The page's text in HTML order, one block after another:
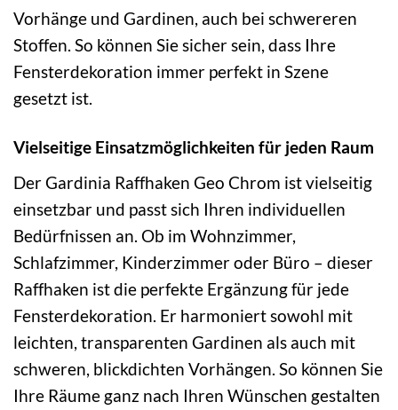
Vorhänge und Gardinen, auch bei schwereren
Stoffen. So können Sie sicher sein, dass Ihre
Fensterdekoration immer perfekt in Szene
gesetzt ist.
Vielseitige Einsatzmöglichkeiten für jeden Raum
Der Gardinia Raffhaken Geo Chrom ist vielseitig
einsetzbar und passt sich Ihren individuellen
Bedürfnissen an. Ob im Wohnzimmer,
Schlafzimmer, Kinderzimmer oder Büro – dieser
Raffhaken ist die perfekte Ergänzung für jede
Fensterdekoration. Er harmoniert sowohl mit
leichten, transparenten Gardinen als auch mit
schweren, blickdichten Vorhängen. So können Sie
Ihre Räume ganz nach Ihren Wünschen gestalten